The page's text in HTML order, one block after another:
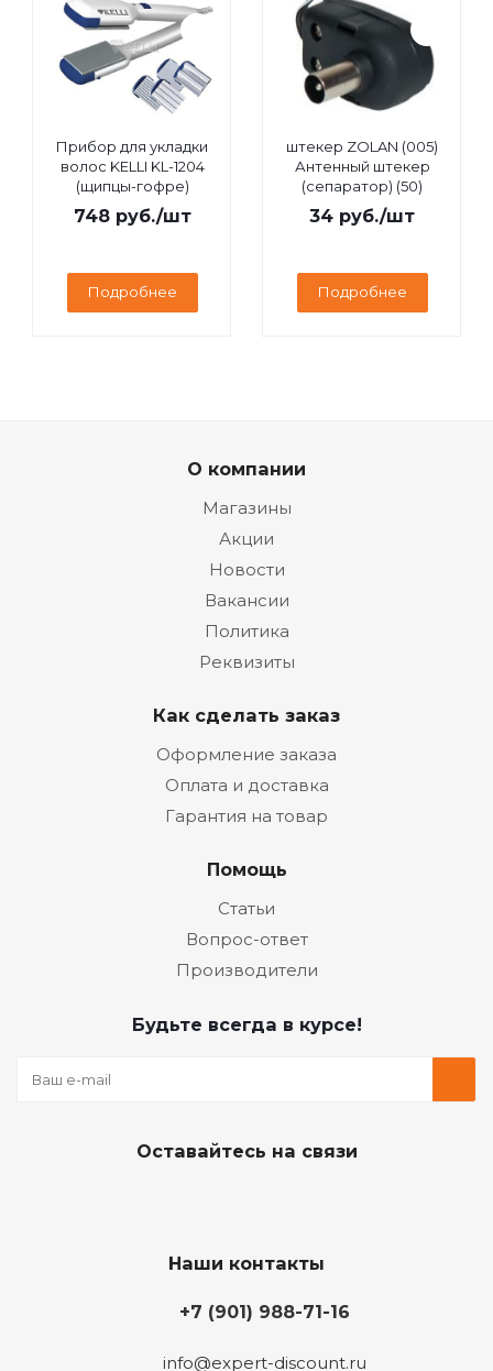
Прибор для укладки
волос KELLI KL-1204
(щипцы-гофре)
748руб./шт
Подробнее
штекер ZOLAN (005)
Антенный штекер
(сепаратор) (50)
34 руб./шт
Подробнее
О компании
Магазины
Акции
Новости
Вакансии
Политика
Реквизиты
Как сделать заказ
Оформление заказа
Оплата и доставка
Гарантия на товар
Помощь
Статьи
Вопрос-ответ
Производители
Будьте всегда в курсе!
Оставайтесь на связи
Наши контакты
+7 (901) 988-71-16
info@expert-discount.ru